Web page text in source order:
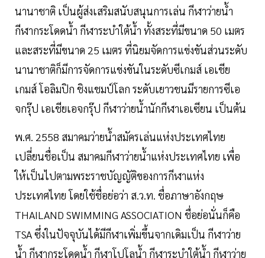
นานาชาติ เป็นผู้ส่งเสริมสนับสนุนการเล่น กีฬาว่ายน้ำ
กีฬากระโดดน้ำ กีฬาระบำใต้น้ำ ทั้งสระที่มีขนาด 50 เมตร
และสระที่มีขนาด 25 เมตร ที่นิยมจัดการแข่งขันส่วนระดับ
นานาชาติก็มีการจัดการแข่งขันในระดับซีเกมส์ เอเชีย
เกมส์ โอลิมปิก ชิงแชมป์โลก ระดับเยาวชนมีรายการซีเอ
จกรุ๊ป เอเชียเอจกรุ๊ป กีฬาว่ายน้ำนักกีฬาเอเซียน เป็นต้น
พ.ศ. 2558 สมาคมว่ายน้ำสมัครเล่นแห่งประเทศไทย
เปลี่ยนชื่อเป็น สมาคมกีฬาว่ายน้ำแห่งประเทศไทย เพื่อ
ให้เป็นไปตามพระราชบัญญัติของการกีฬาแห่ง
ประเทศไทย โดยใช้ชื่อย่อว่า ส.ว.ท. ชื่อภาษาอังกฤษ
THAILAND SWIMMING ASSOCIATION ชื่อย่อนั่นก็คือ
TSA ซึ่งในปัจจุบันได้มีกีฬาเพิ่มขึ้นจากเดิมเป็น กีฬาว่าย
น้ำ กีฬากระโดดน้ำ กีฬาโปโลน้ำ กีฬาระบำใต้น้ำ กีฬาว่าย